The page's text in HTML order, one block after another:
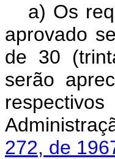
a) Os
aprovado
de 30
serão
272, de